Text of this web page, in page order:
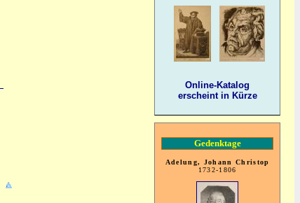
Online-Katalog
erscheint in Kürze
Gedenktage
Adelung, Johann Christop
1732-1806